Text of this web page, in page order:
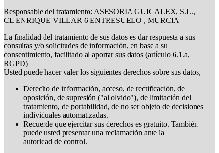
Responsable del tratamiento: ASESORIA GUIGALEX, S.L.,
CL ENRIQUE VILLAR 6 ENTRESUELO , MURCIA
La finalidad del tratamiento de sus datos es dar respuesta a sus
consultas y/o solicitudes de información, en base a su
consentimiento, facilitado al aportar sus datos (artículo 6.1.a,
RGPD)
Usted puede hacer valer los siguientes derechos sobre sus datos,
Derecho de información, acceso, de rectificación, de
oposición, de supresión ("al olvido"), de limitación del
tratamiento, de portabilidad, de no ser objeto de decisiones
individuales automatizadas.
Recuerde que ejercitar sus derechos es gratuito. También
puede usted presentar una reclamación ante la
autoridad de control.